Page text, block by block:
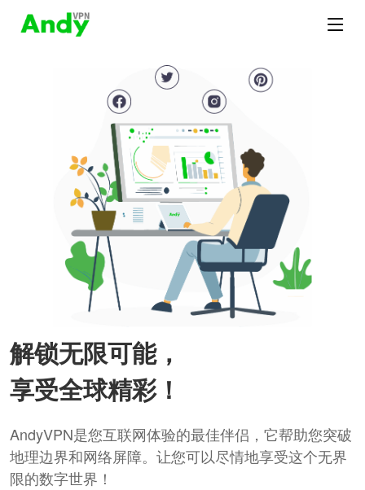
解锁无限可能，
享受全球精彩！
AndyVPN是您互联网体验的最佳伴侣，它帮助您突破
地理边界和网络屏障。让您可以尽情地享受这个无界
限的数字世界！